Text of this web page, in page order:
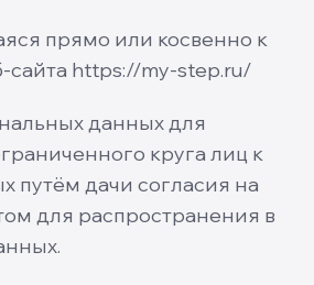
прямо или косвенно к
https://my-step.ru/
данных для
круга лиц к
путём дачи согласия на
для распространения в